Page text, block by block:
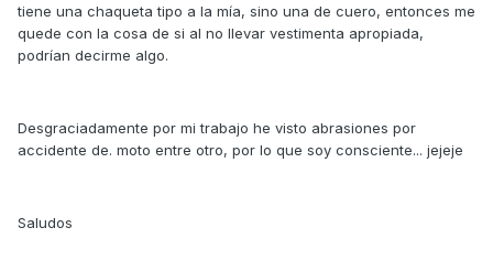
tiene una chaqueta tipo a la mía, sino una de cuero, entonces me
quede con la cosa de si al no llevar vestimenta apropiada,
podrían decirme algo.
Desgraciadamente por mi trabajo he visto abrasiones por
accidente de. moto entre otro, por lo que soy consciente... jejeje
Saludos